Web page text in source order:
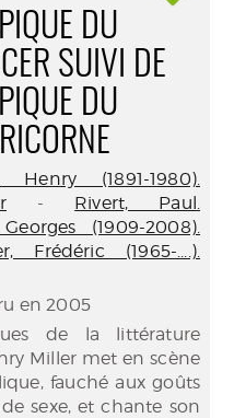
DU
SUIVI DE
DU
Henry (1891-1980).
- Rivert, Paul.
(1909-2008).
Frédéric (1965-....).
en 2005
de la littérature
Miller met en scène
fauché aux goûts
sexe, et chante son